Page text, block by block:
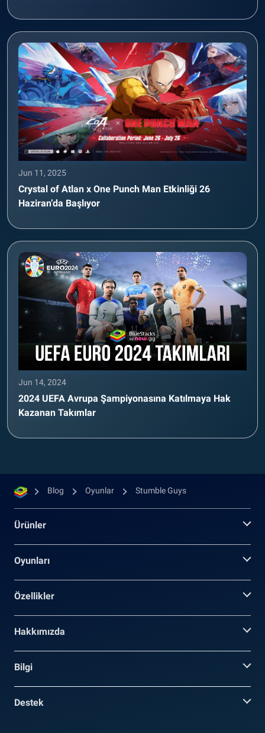
Jun 11, 2025
Crystal of Atlan x One Punch Man Etkinliği 26
Haziran’da Başlıyor
Jun 14, 2024
2024 UEFA Avrupa Şampiyonasına Katılmaya Hak
Kazanan Takımlar
Blog Oyunlar Stumble Guys
Ürünler
Oyunları
Özellikler
Hakkımızda
Bilgi
Destek